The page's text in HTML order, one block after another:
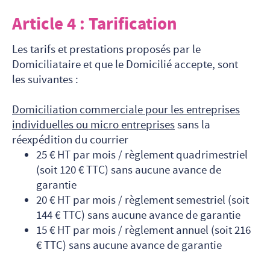
Article 4 : Tarification
Les tarifs et prestations proposés par le
Domiciliataire et que le Domicilié accepte, sont
les suivantes :
Domiciliation commerciale pour les entreprises
individuelles ou micro entreprisessans la
réexpédition du courrier
25 € HT par mois / règlement quadrimestriel
(soit 120 € TTC) sans aucune avance de
garantie
20 € HT par mois / règlement semestriel (soit
144 € TTC) sans aucune avance de garantie
15 € HT par mois / règlement annuel (soit 216
€ TTC) sans aucune avance de garantie